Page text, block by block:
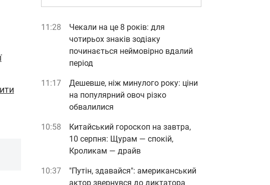
11:28
Чекали на це 8 років: для
чотирьох знаків зодіаку
починається неймовірно вдалий
період
11:17
Дешевше, ніж минулого року: ціни
на популярний овоч різко
обвалилися
10:58
Китайський гороскоп на завтра,
10 серпня: Щурам — спокій,
Кроликам — драйв
10:37
"Путін, здавайся": американський
актор звернувся до диктатора